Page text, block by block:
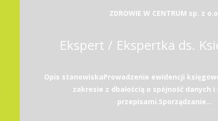
ZDROWIE W CENTRUM sp. z
Ekspert / Ekspertka ds.
Opis stanowiskaProwadzenie ewidencji
zakresie z dbałością o spójność danych i
przepisami.Sporządzanie...